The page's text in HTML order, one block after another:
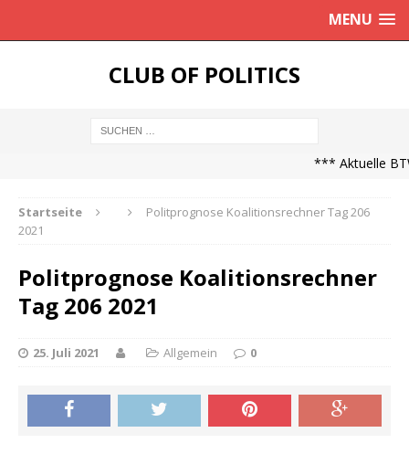
MENU
CLUB OF POLITICS
*** Aktuelle
Startseite
Politprognose Koalitionsrechner Tag 206
2021
Politprognose Koalitionsrechner
Tag 206 2021
25. Juli 2021 Allgemein 0